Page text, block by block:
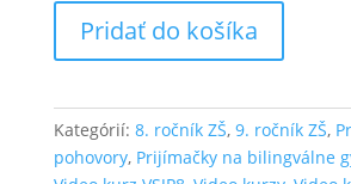
Jarný
video
na
bilingválne
gymnázium
Pridať do košíka
Kategórií: 8. ročník ZŠ, 9. ročník ZŠ,
pohovory, Prijímačky na bilingválne